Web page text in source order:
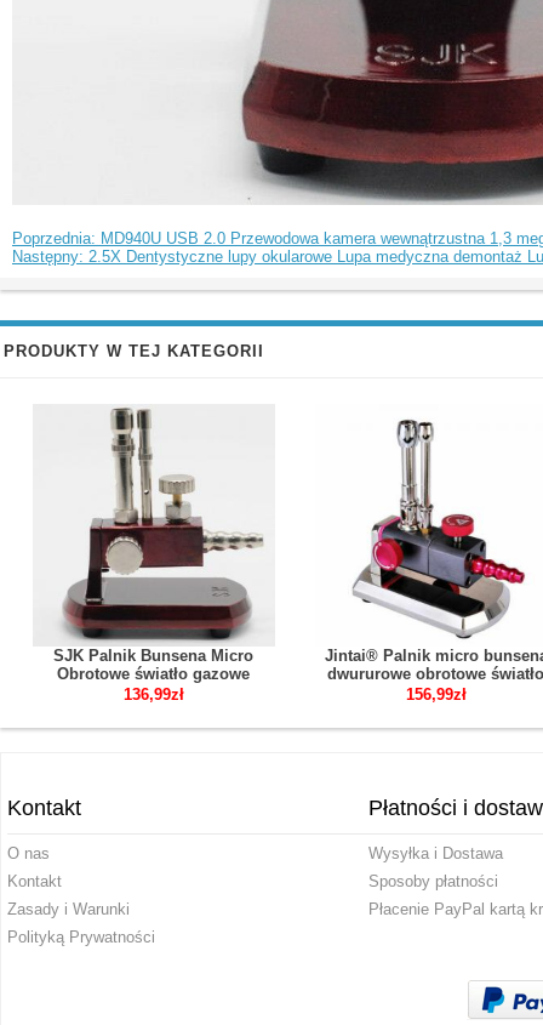
Poprzednia: MD940U USB 2.0 Przewodowa kamera wewnątrzustna 1,3
Następny: 2.5X Dentystyczne lupy okularowe Lupa medyczna demontaż
PRODUKTY W TEJ KATEGORII
SJK Palnik Bunsena Micro
Obrotowe światło gazowe
propanowe
136,99zł
Jintai® Palnik micro
dwururowe obrotowe światło
gazowe propanowe
156,99zł
Kontakt
O nas
Kontakt
Zasady i Warunki
Polityką Prywatności
Płatności i
Wysyłka i Dostawa
Sposoby płatności
Płacenie PayPal kartą